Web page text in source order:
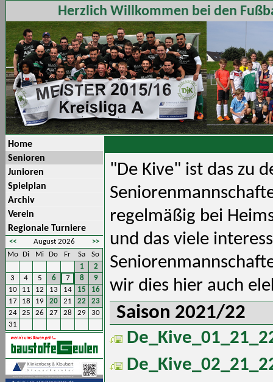
Herzlich Willkommen bei den
Home
Senioren
Junioren
Spielplan
Archiv
Verein
Regionale Turniere
<< >>
August 2026
Mo Di Mi Do Fr Sa
So
1
2
3
4 5 6 7 8
9
10
11 12 13 14 15
16
17
18 19 20 21 22
23
24
25 26 27 28 29
30
31
"De Kive" ist das zu
regelmäßig bei
und das viele
wir dies hier auch
Saison 2021/22